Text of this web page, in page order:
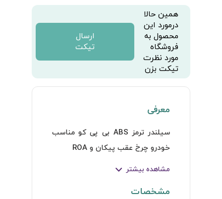
همین حالا
درمورد این
محصول به
فروشگاه
مورد نظرت
تیکت بزن
ارسال
تیکت
معرفی
خودرو چرخ عقب پیکان و ROA
مشاهده بیشتر
مشخصات